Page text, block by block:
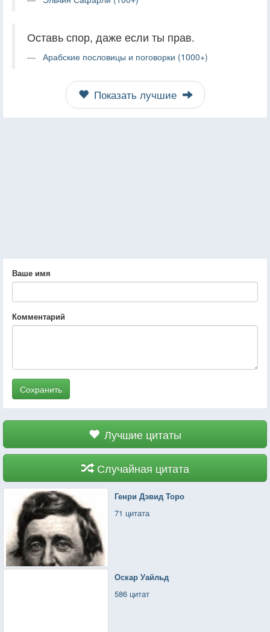
Оставь спор, даже если ты прав.
Арабские пословицы и поговорки (1000+)
Показать лучшие
Ваше имя
Комментарий
Сохранить
Лучшие цитаты
Случайная цитата
Генри Дэвид Торо
71 цитата
Оскар Уайльд
586 цитат